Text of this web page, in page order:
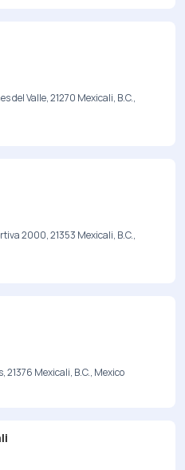
del Valle, 21270 Mexicali, B.C.,
2000, 21353 Mexicali, B.C.,
21376 Mexicali, B.C., Mexico